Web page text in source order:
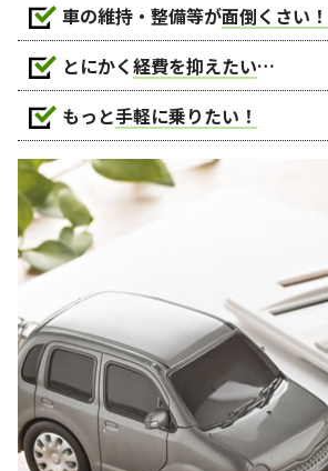
車の維持・整備等が面倒くさい！
とにかく経費を抑えたい…
もっと手軽に乗りたい！